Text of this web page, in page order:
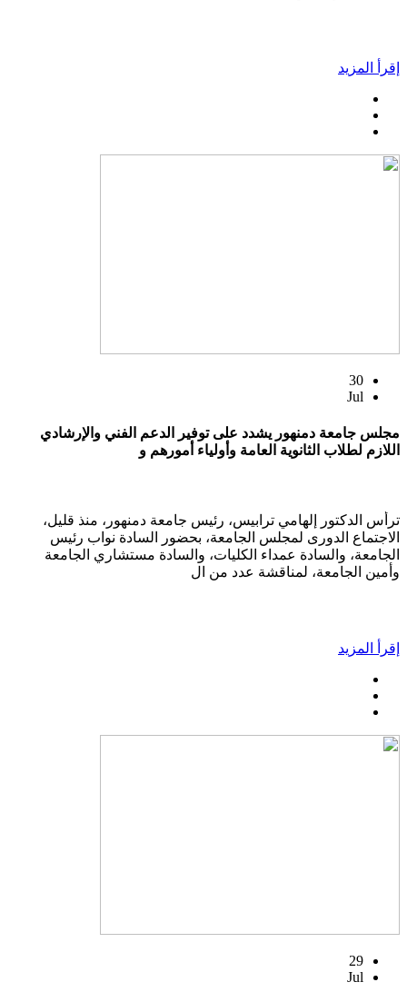
إقرأ المزيد
30
Jul
مجلس جامعة دمنهور يشدد على توفير الدعم الفني والإرشادي
اللازم لطلاب الثانوية العامة وأولياء أمورهم و
ترأس الدكتور إلهامي ترابيس، رئيس جامعة دمنهور، منذ قليل،
الاجتماع الدورى لمجلس الجامعة، بحضور السادة نواب رئيس
الجامعة، والسادة عمداء الكليات، والسادة مستشاري الجامعة
وأمين الجامعة، لمناقشة عدد من ال
إقرأ المزيد
29
Jul